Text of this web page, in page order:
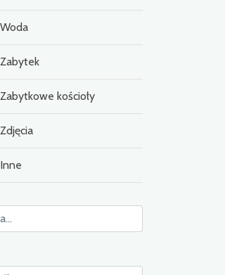
Woda
Zabytek
Zabytkowe kościoły
Zdjęcia
Inne